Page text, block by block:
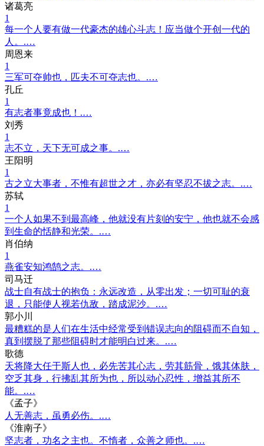
诸葛亮
1
每一个人要有做一代豪杰的雄心斗志！应当做个开创一代的
人。.…
周恩来
1
三军可夺帅也，匹夫不可夺志也。.…
孔丘
1
有志者事竟成也！.…
刘秀
1
志不立，天下无可成之事。.…
王阳明
1
古之立大事者，不惟有超世之才，亦必有坚忍不拔之志。.…
苏轼
1
一个人如果不到最高峰，他就没有片刻的安宁，他也就不会感
到生命的恬静和光荣。.…
肖伯纳
1
燕雀安知鸿鹄之志。.…
司马迁
战士自有战士的抱负：永远改造，从零出发；一切可耻的衰
退，只能使人视若仇敌，踏成泥沙。.…
郭小川
最糟糕的是人们在生活中经常受到错误志向的阻碍而不自知，
真到摆脱了那些阻碍时才能明白过来。.…
歌德
天将降大任于斯人也，必先苦其心志，劳其筋骨，饿其体肤，
空乏其身，行拂乱其所为也，所以动心忍性，增益其所不
能。.…
《孟子》
人无善志，虽勇必伤。.…
《淮南子》
坚志者，功名之主也。不惰者，众善之师也。.…